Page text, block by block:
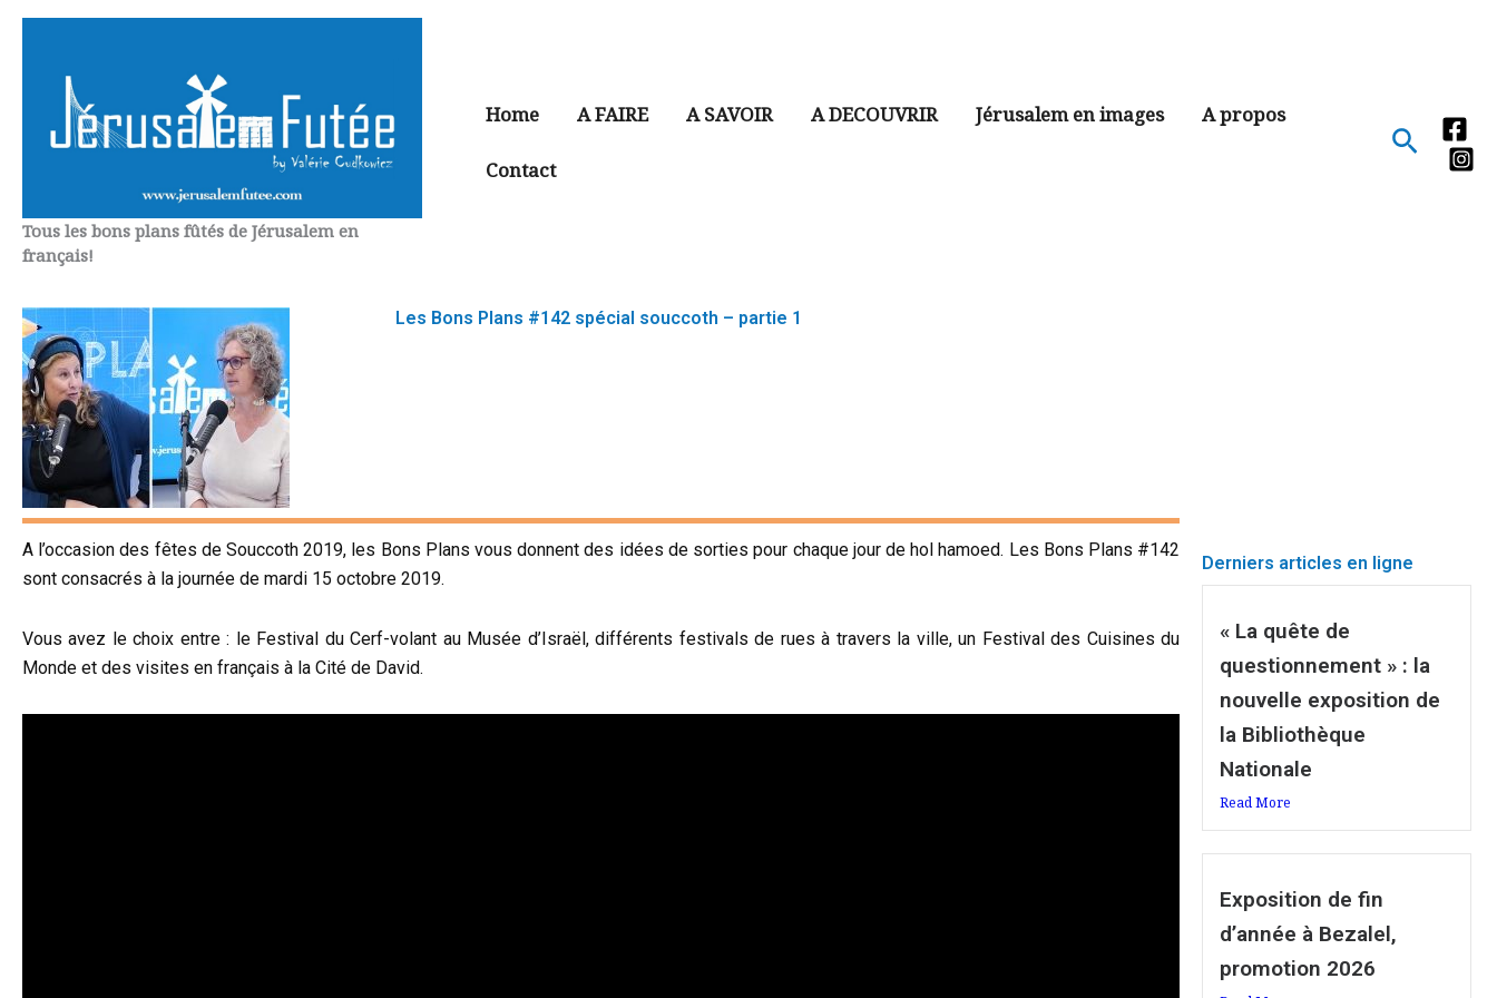
Aller
contenu
Tous les bons plans fûtés de Jérusalem en
français!
Home A FAIRE A SAVOIR A DECOUVRIR Jérusalem en images A propos
Contact
Les Bons Plans #142 spécial souccoth – partie 1
A l’occasion des fêtes de Souccoth 2019, les Bons Plans vous donnent des idées de sorties pour chaque jour de hol hamoed. Les Bons Plans #142
sont consacrés à la journée de mardi 15 octobre 2019.
Vous avez le choix entre : le Festival du Cerf-volant au Musée d’Israël, différents festivals de rues à travers la ville, un Festival des Cuisines du
Monde et des visites en français à la Cité de David.
Derniers articles en ligne
« La quête de
questionnement » : la
nouvelle exposition de
la Bibliothèque
Nationale
Read More
Exposition de fin
d’année à Bezalel,
promotion 2026